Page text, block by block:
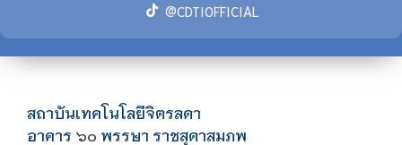
@CDTIOFFICIAL
สถาบันเทคโนโลยีจิตรลดา
อาคาร ๖๐ พรรษา ราชสุดาสมภพ